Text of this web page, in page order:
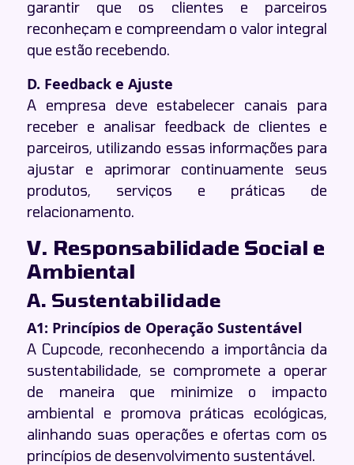
garantir que os clientes e parceiros
reconheçam e compreendam o valor integral
que estão recebendo.
D. Feedback e Ajuste
A empresa deve estabelecer canais para
receber e analisar feedback de clientes e
parceiros, utilizando essas informações para
ajustar e aprimorar continuamente seus
produtos, serviços e práticas de
relacionamento.
V. Responsabilidade Social e
Ambiental
A. Sustentabilidade
A1: Princípios de Operação Sustentável
A Cupcode, reconhecendo a importância da
sustentabilidade, se compromete a operar
de maneira que minimize o impacto
ambiental e promova práticas ecológicas,
alinhando suas operações e ofertas com os
princípios de desenvolvimento sustentável.